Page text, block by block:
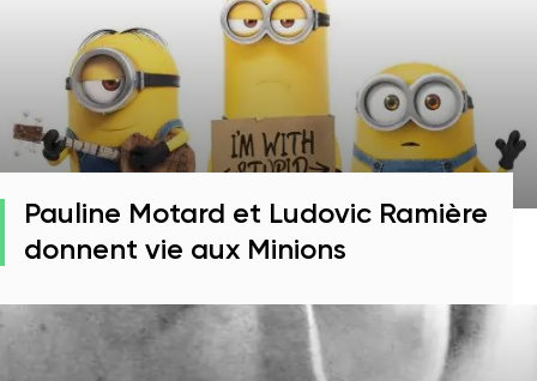
Pauline Motard et Ludovic Ramière
donnent vie aux Minions